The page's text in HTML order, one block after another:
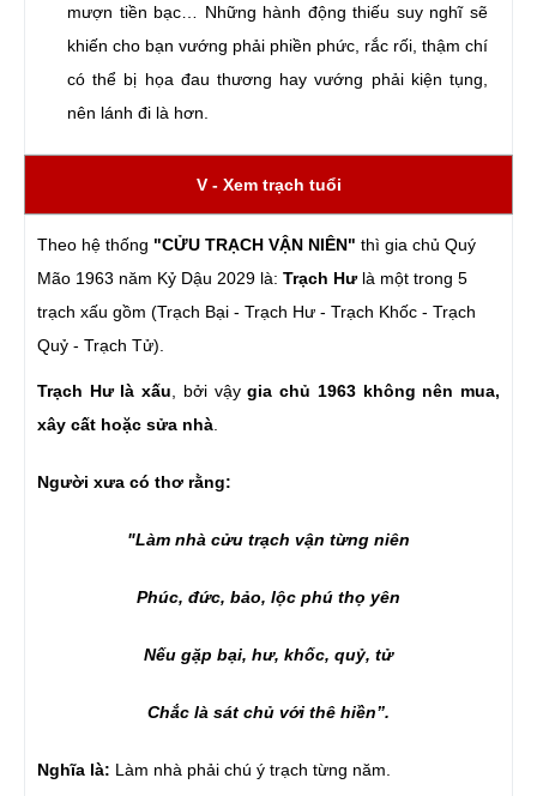
mượn tiền bạc… Những hành động thiếu suy nghĩ sẽ
khiến cho bạn vướng phải phiền phức, rắc rối, thậm chí
có thể bị họa đau thương hay vướng phải kiện tụng,
nên lánh đi là hơn.
V - Xem trạch tuổi
Theo hệ thống "CỬU TRẠCH VẬN NIÊN" thì gia chủ Quý
Mão 1963 năm Kỷ Dậu 2029 là: Trạch Hưlà một trong 5
trạch xấu gồm (Trạch Bại - Trạch Hư - Trạch Khốc - Trạch
Quỷ - Trạch Tử).
Trạch Hư là xấu , bởi vậygia chủ 1963 không nên mua,
xây cất hoặc sửa nhà
Người xưa có thơ rằng:
"Làm nhà cửu trạch vận từng niên
Phúc, đức, bảo, lộc phú thọ yên
Nếu gặp bại, hư, khốc, quỷ, tử
Chắc là sát chủ với thê hiền”.
Nghĩa là: Làm nhà phải chú ý trạch từng năm.